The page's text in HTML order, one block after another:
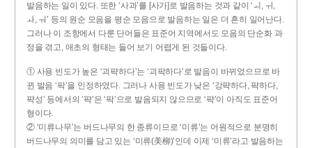
발음하는 일이 있다. 또한 ‘사과’를 [사가]로 발음하는 것과 같이 ‘ㅚ, ㅟ,
ㅘ, ㅝ’ 등의 원순 모음을 평순 모음으로 발음하는 일은 더 흔히 일어난다.
그러나 이 조항에서 다룬 단어들은 표준어 지역에서도 모음의 단순화 과
정을 겪고, 애초의 형태는 들어 보기 어렵게 된 것들이다.
① 사용 빈도가 높은 ‘괴퍅하다’는 ‘괴팍하다’로 발음이 바뀌었으므로 바
뀐 발음 ‘팍’을 인정하였다. 그러나 사용 빈도가 낮은 ‘강퍅하다, 퍅하다,
퍅성’ 등에서의 ‘퍅’은 ‘팍’으로 발음되지 않으므로 ‘퍅’이 아직도 표준어
형이다.
② ‘미류나무’는 버드나무의 한 종류이므로 ‘미류’는 어원적으로 분명히
버드나무의 의미를 담고 있는 ‘미류(美柳)’인데 이제 ‘미류’라고 발음하는